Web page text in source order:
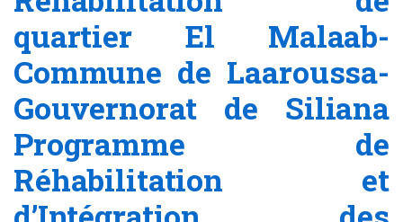
quartier El Malaab-
Commune de Laaroussa-
Gouvernorat de Siliana
Programme de
Réhabilitation et